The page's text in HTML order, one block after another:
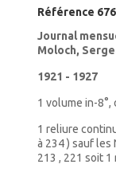
Référence 676
Journal
Moloch,
1921 - 1927
1 volume in-
1 reliure
à 234 ) sauf les
213 , 221 soit